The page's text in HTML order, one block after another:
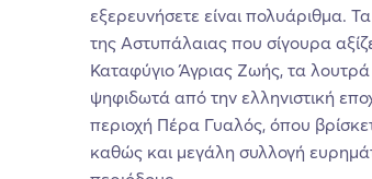
εξερευνήσετε είναι πολυάριθμα.
της Αστυπάλαιας που σίγουρα
Καταφύγιο Άγριας Ζωής, τα
ψηφιδωτά από την ελληνιστική
περιοχή Πέρα Γυαλός, όπου
καθώς και μεγάλη συλλογή